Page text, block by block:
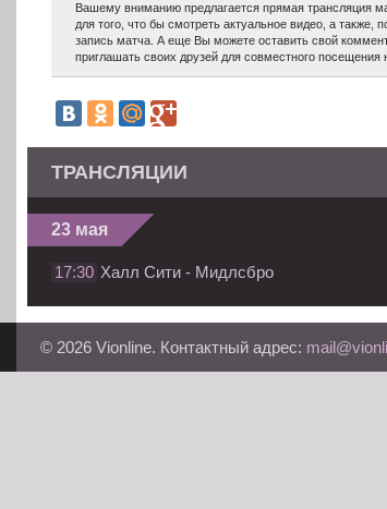
Вашему вниманию предлагается прямая трансляция
для того, что бы смотреть актуальное видео, а
запись матча. А еще Вы можете оставить свой
приглашать своих друзей для совместного посещения
ТРАНСЛЯЦИИ
23 мая
17:30 Халл Сити - Мидлсбро
© 2026 Vionline. Контактный адрес: